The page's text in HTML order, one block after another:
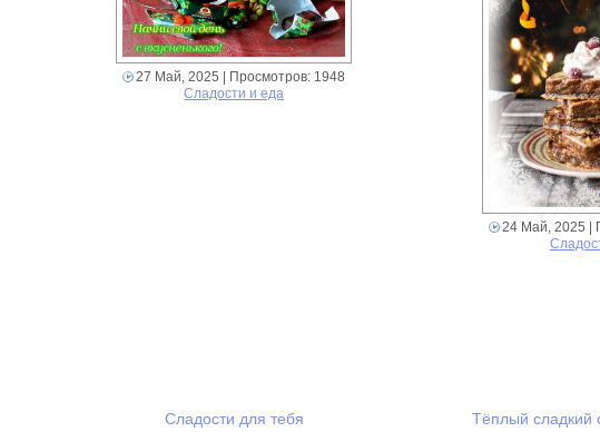
27 Май, 2025 | Просмотров: 1948
Сладости и еда
24 Май, 2025 |
Сладости для тебя Тёплый сладкий